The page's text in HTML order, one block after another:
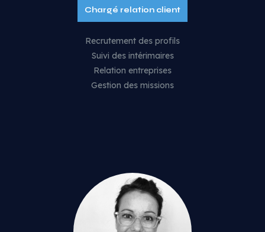
Chargé relation client
Recrutement des profils
Suivi des intérimaires
Relation entreprises
Gestion des missions